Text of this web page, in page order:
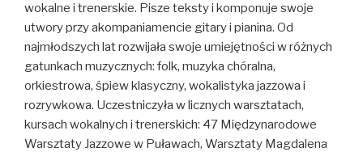
wokalne i trenerskie. Pisze teksty i komponuje swoje
utwory przy akompaniamencie gitary i pianina. Od
najmłodszych lat rozwijała swoje umiejętności w różnych
gatunkach muzycznych: folk, muzyka chóralna,
orkiestrowa, śpiew klasyczny, wokalistyka jazzowa i
rozrywkowa. Uczestniczyła w licznych warsztatach,
kursach wokalnych i trenerskich: 47 Międzynarodowe
Warsztaty Jazzowe w Puławach, Warsztaty Magdalena